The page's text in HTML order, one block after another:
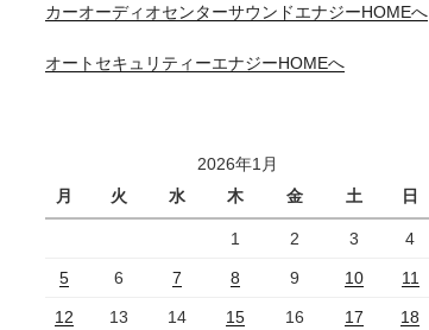
カーオーディオセンターサウンドエナジーHOMEへ
オートセキュリティーエナジーHOMEへ
2026年1月
月
火 水 木 金 土 日
1 2 3 4
5 6 7 8 9 10 11
12 13 14 15 16 17 18